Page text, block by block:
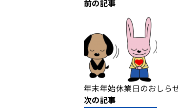
前の記事
年末年始休業日のおしら
次の記事